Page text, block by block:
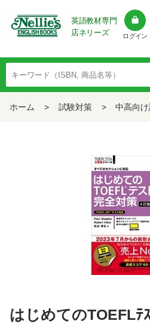
英語教材専門
店ネリーズ
ログイン
ホーム > 試験対策 > 中高向
はじめてのTOEFLﾃ